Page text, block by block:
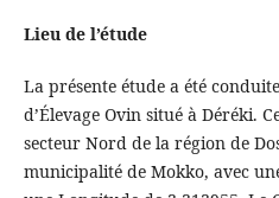
Lieu de l’étude
La présente étude a été
d’Élevage Ovin situé à Déréki.
secteur Nord de la région de
municipalité de Mokko, avec